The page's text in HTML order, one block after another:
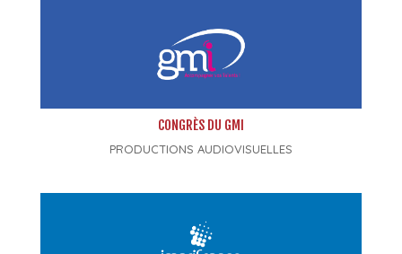
CONGRÈS DU GMI
PRODUCTIONS AUDIOVISUELLES